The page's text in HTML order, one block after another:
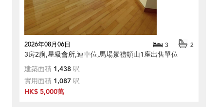
2026年08月06日 3 2
3房2廁,星級會所,連車位,馬場景禮頓山1座出售單位
建築面積 1,438 呎
實用面積 1,087 呎
HK$ 5,000萬